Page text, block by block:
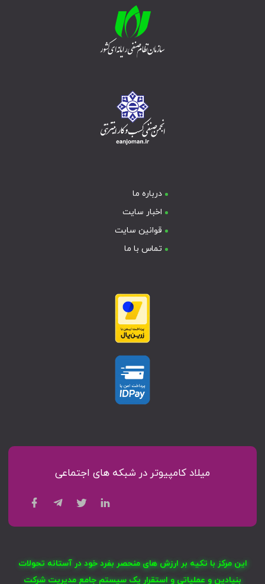
درباره ما
اخبار سایت
قوانین سایت
تماس با ما
میلاد کامپیوتر در شبکه های اجتماعی
این مرکز با تکیه بر ارزش های منحصر بفرد خود در آستانه تحولات
بنیادین و عملیاتی و استقرار یک سیستم جامع مدیریت شرکت